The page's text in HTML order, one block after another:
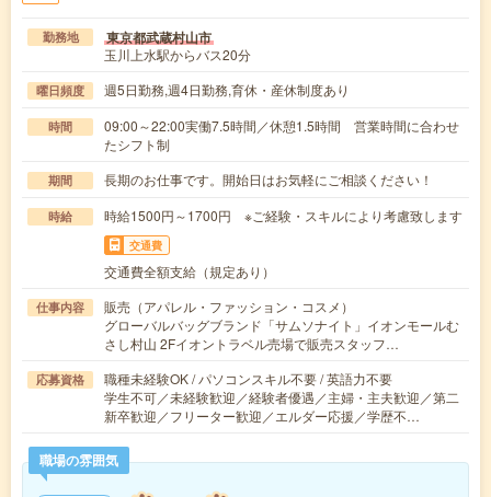
勤務地 東京都武蔵村山市
玉川上水駅からバス20分
曜日頻度 週5日勤務,週4日勤務,育休・産休制度あり
時間
09:00～22:00実働7.5時間／休憩1.5時間 営業時間に合わせ
たシフト制
期間 長期のお仕事です。開始日はお気軽にご相談ください！
時給 時給1500円～1700円 ※ご経験・スキルにより考慮致します
交通費
交通費全額支給（規定あり）
仕事内容
販売（アパレル・ファッション・コスメ）
グローバルバッグブランド「サムソナイト」イオンモールむ
さし村山 2Fイオントラベル売場で販売スタッフ…
応募資格
職種未経験OK / パソコンスキル不要 / 英語力不要
学生不可／未経験歓迎／経験者優遇／主婦・主夫歓迎／第二
新卒歓迎／フリーター歓迎／エルダー応援／学歴不…
職場の雰囲気